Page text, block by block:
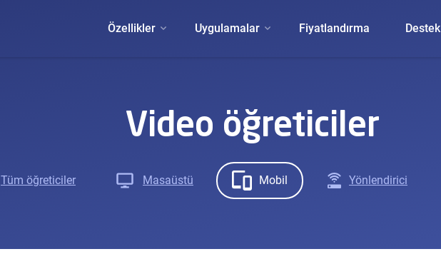
Özellikler Uygulamalar Fiyatlandırma Destek
Video öğreticiler
Tüm öğreticiler Masaüstü Mobil Yönlendirici